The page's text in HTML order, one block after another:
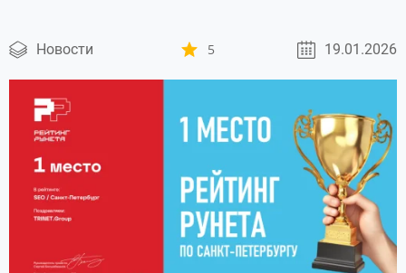
Новости 5 19.01.2026